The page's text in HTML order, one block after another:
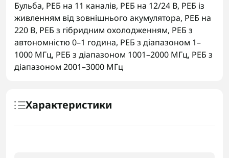
Бульба, РЕБ на 11 каналів, РЕБ на 12/24 В, РЕБ із
живленням від зовнішнього акумулятора, РЕБ на
220 В, РЕБ з гібридним охолодженням, РЕБ з
автономністю 0–1 година, РЕБ з діапазоном 1–
1000 МГц, РЕБ з діапазоном 1001–2000 МГц, РЕБ з
діапазоном 2001–3000 МГц
Характеристики